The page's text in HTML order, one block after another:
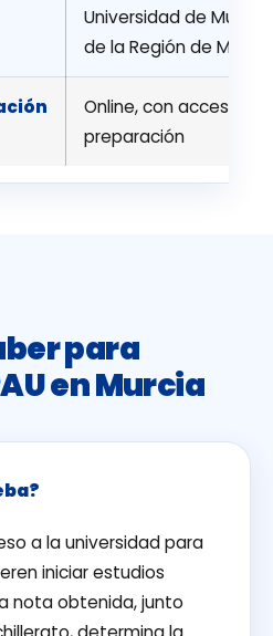
Universidad de
de la Región de Murcia
Online, con acceso al
preparación
para
en Murcia
a la universidad para
iniciar estudios
nota obtenida, junto